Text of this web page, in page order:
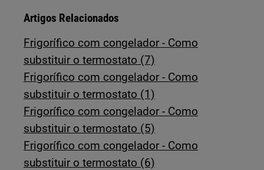
Artigos Relacionados
Frigorífico com congelador - Como
substituir o termostato (7)
Frigorífico com congelador - Como
substituir o termostato (1)
Frigorífico com congelador - Como
substituir o termostato (5)
Frigorífico com congelador - Como
substituir o termostato (6)